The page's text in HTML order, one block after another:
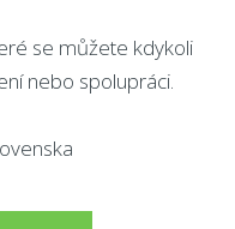
se můžete kdykoli
nebo spolupráci.